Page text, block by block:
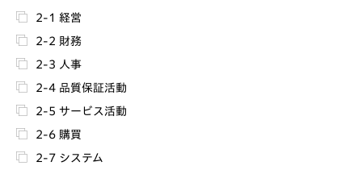
2-1 経営
2-2 財務
2-3 人事
2-4 品質保証活動
2-5 サービス活動
2-6 購買
2-7 システム